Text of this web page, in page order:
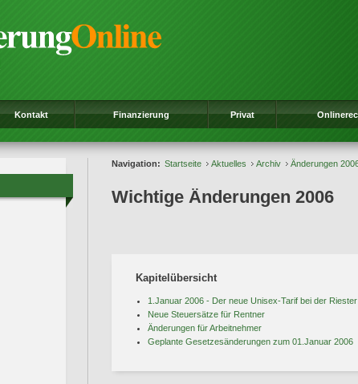
Kontakt Finanzierung Privat
Navigation: Startseite Aktuelles Archiv Änderungen
Wichtige Änderungen 2006
Kapitelübersicht
1.Januar 2006 - Der neue Unisex-Tarif bei der
Neue Steuersätze für Rentner
Änderungen für Arbeitnehmer
Geplante Gesetzesänderungen zum 01.Januar 2006